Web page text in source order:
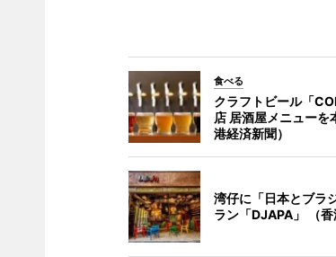
食べる
クラフトビール「
店 居酒屋メニューを
港経済新聞）
湾仔に「日本とブラ
ラン「DJAPA」 （香